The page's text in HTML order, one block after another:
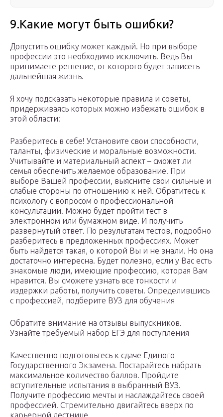
9.Какие могут быть ошибки?
Допустить ошибку может каждый. Но при выборе
профессии это необходимо исключить. Ведь Вы
принимаете решение, от которого будет зависеть
дальнейшая жизнь.
Я хочу подсказать некоторые правила и советы,
придерживаясь которых можно избежать ошибок в
этой области:
Разберитесь в себе! Установите свои способности,
таланты, физические и моральные возможности.
Учитывайте и материальный аспект – сможет ли
семья обеспечить желаемое образование. При
выборе Вашей профессии, выясните свои сильные и
слабые стороны по отношению к ней. Обратитесь к
психологу с вопросом о профессиональной
консультации. Можно будет пройти тест в
электронном или бумажном виде. И получить
развернутый ответ. По результатам тестов, подробно
разберитесь в предложенных профессиях. Может
быть найдется такая, о которой Вы и не знали. Но она
достаточно интересна. Будет полезно, если у Вас есть
знакомые люди, имеющие профессию, которая Вам
нравится. Вы сможете узнать все тонкости и
издержки работы, получить советы. Определившись
с профессией, подберите ВУЗ для обучения
Обратите внимание на отзывы выпускников.
Узнайте требуемый набор ЕГЭ для поступления
Качественно подготовьтесь к сдаче Единого
Государственного Экзамена. Постарайтесь набрать
максимальное количество баллов. Пройдите
вступительные испытания в выбранный ВУЗ.
Получите профессию мечты и наслаждайтесь своей
профессией. Стремительно двигайтесь вверх по
карьерной лестнице.